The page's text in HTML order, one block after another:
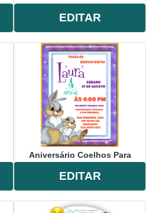
EDITAR
Aniversário Coelhos Para
EDITAR